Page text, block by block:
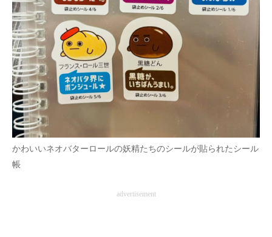
かわいいネオバターロールの妖精たちのシールが貼られたシール
帳
advertisement